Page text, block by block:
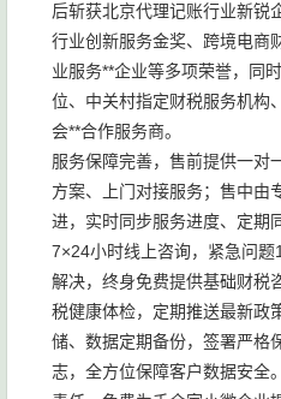
后斩获北京代理记账行业新锐
行业创新服务金奖、跨境电商
业服务**企业等多项荣誉，同
位、中关村指定财税服务机构
会**合作服务商。
服务保障完善，售前提供一对
方案、上门对接服务；售中由
进，实时同步服务进度、定期
7×24小时线上咨询，紧急问
解决，终身免费提供基础财税
税健康体检，定期推送最新政
储、数据定期备份，签署严格
志，全方位保障客户数据安全